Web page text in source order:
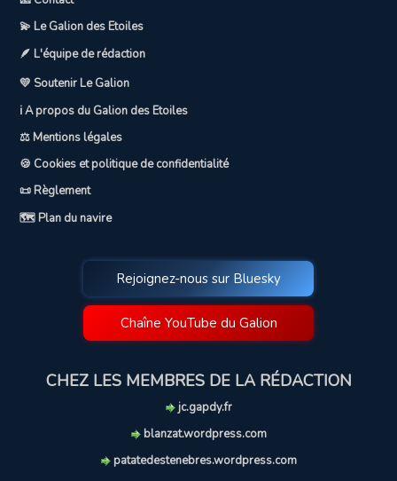
💫 Le Galion des Etoiles
🪶 L'équipe de rédaction
💛 Soutenir Le Galion
ℹ️ A propos du Galion des Etoiles
⚖️ Mentions légales
🍪 Cookies et politique de confidentialité
📜 Règlement
🗺️ Plan du navire
Rejoignez-nous sur Bluesky
Chaîne YouTube du Galion
CHEZ LES MEMBRES DE LA RÉDACTION
jc.gapdy.fr
blanzat.wordpress.com
patatedestenebres.wordpress.com